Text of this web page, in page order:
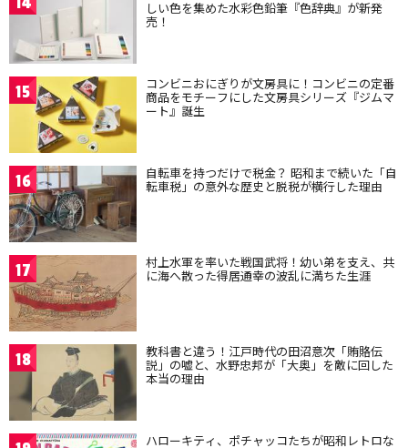
しい色を集めた水彩色鉛筆『色辞典』が新発
売！
15 コンビニおにぎりが文房具に！コンビニの定番
商品をモチーフにした文房具シリーズ『ジムマ
ート』誕生
16 自転車を持つだけで税金？ 昭和まで続いた「自
転車税」の意外な歴史と脱税が横行した理由
17 村上水軍を率いた戦国武将！幼い弟を支え、共
に海へ散った得居通幸の波乱に満ちた生涯
18 教科書と違う！江戸時代の田沼意次「賄賂伝
説」の嘘と、水野忠邦が「大奥」を敵に回した
本当の理由
ハローキティ、ポチャッコたちが昭和レトロな